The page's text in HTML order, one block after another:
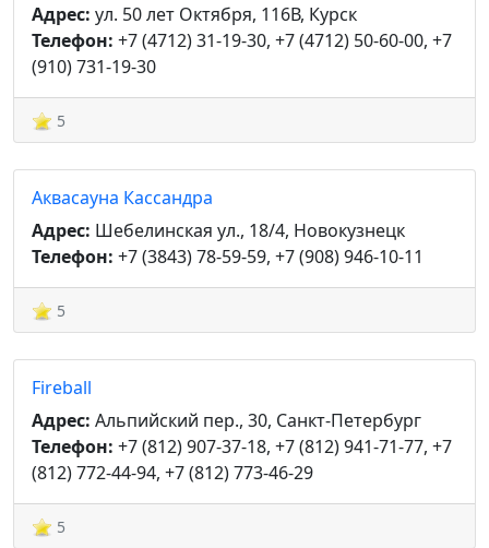
Адрес: ул. 50 лет Октября, 116В, Курск
Телефон: +7 (4712) 31-19-30, +7 (4712) 50-60-00, +7
(910) 731-19-30
5
Аквасауна Кассандра
Адрес: Шебелинская ул., 18/4, Новокузнецк
Телефон: +7 (3843) 78-59-59, +7 (908) 946-10-11
5
Fireball
Адрес: Альпийский пер., 30, Санкт-Петербург
Телефон: +7 (812) 907-37-18, +7 (812) 941-71-77, +7
(812) 772-44-94, +7 (812) 773-46-29
5